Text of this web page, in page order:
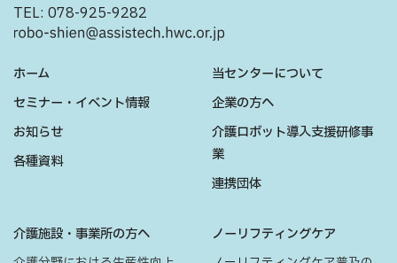
TEL: 078-925-9282
ホーム
セミナー・イベント情報
お知らせ
各種資料
当センターについて
企業の方へ
介護ロボット導入支援研修事
業
連携団体
介護施設・事業所の方へ ノーリフティングケア